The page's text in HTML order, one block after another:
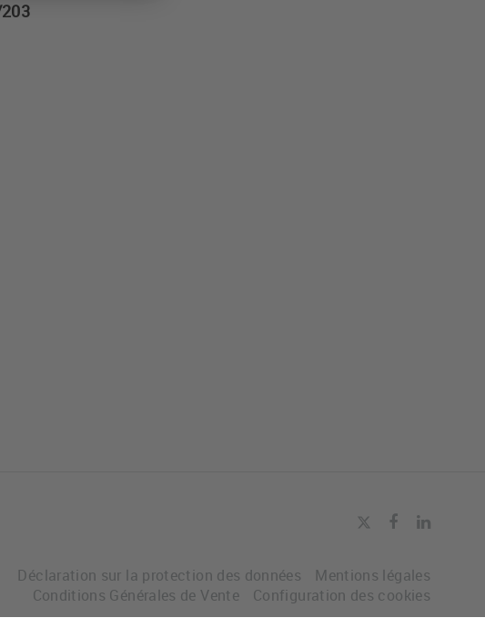
Déclaration sur la protection des données
Mentions légales
Conditions Générales de Vente
Configuration des cookies